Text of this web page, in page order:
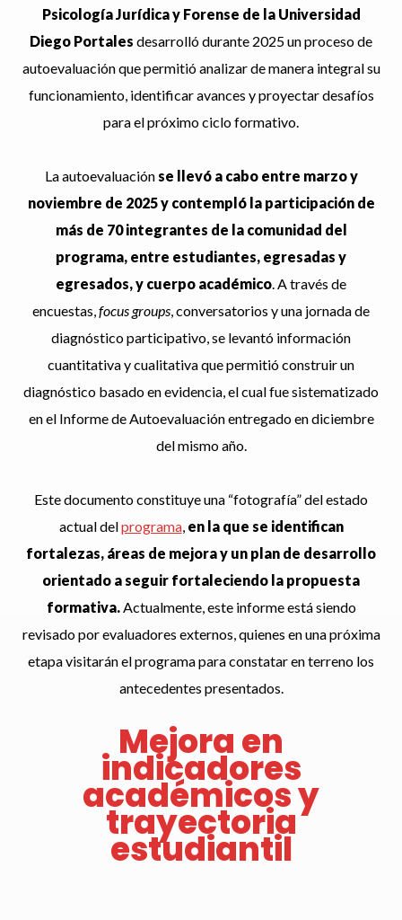
Psicología Jurídica y Forense de la Universidad
Diego Portales desarrolló durante 2025 un proceso de
autoevaluación que permitió analizar de manera integral su
funcionamiento, identificar avances y proyectar desafíos
para el próximo ciclo formativo.
La autoevaluaciónse llevó a cabo entre marzo y
noviembre de 2025 y contempló la participación de
más de 70 integrantes de la comunidad del
programa, entre estudiantes, egresadas y
egresados, y cuerpo académico . A través de
encuestas, focus groups , conversatorios y una jornada de
diagnóstico participativo, se levantó información
cuantitativa y cualitativa que permitió construir un
diagnóstico basado en evidencia, el cual fue sistematizado
en el Informe de Autoevaluación entregado en diciembre
del mismo año.
Este documento constituye una “fotografía” del estado
actual delprograma, en la que se identifican
fortalezas, áreas de mejora y un plan de desarrollo
orientado a seguir fortaleciendo la propuesta
formativa.Actualmente, este informe está siendo
revisado por evaluadores externos, quienes en una próxima
etapa visitarán el programa para constatar en terreno los
antecedentes presentados.
Mejora en
indicadores
académicos y
trayectoria
estudiantil